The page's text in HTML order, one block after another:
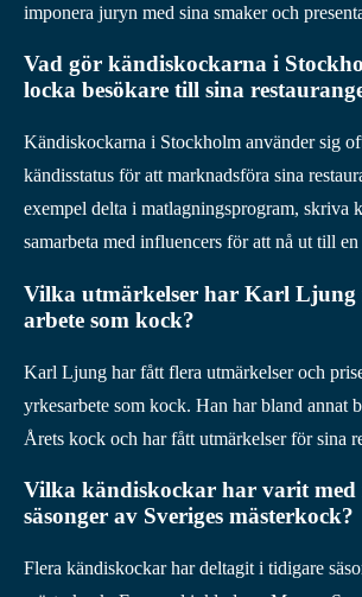
imponera juryn med sina smaker och
Vad gör kändiskockarna i
locka besökare till sina
Kändiskockarna i Stockholm använder sig
kändisstatus för att marknadsföra sina
exempel delta i matlagningsprogram, skriva
samarbeta med influencers för att nå ut till
Vilka utmärkelser har Karl Ljung
arbete som kock?
Karl Ljung har fått flera utmärkelser och
yrkesarbete som kock. Han har bland annat
Årets kock och har fått utmärkelser för sina
Vilka kändiskockar har varit med
säsonger av Sveriges mästerkock?
Flera kändiskockar har deltagit i tidigare